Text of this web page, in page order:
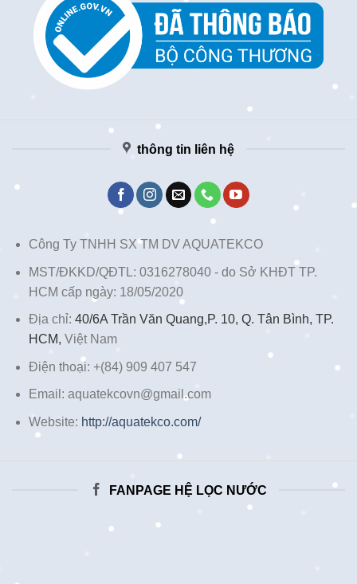
thông tin liên hệ
Công Ty TNHH SX TM DV AQUATEKCO
MST/ĐKKD/QĐTL: 0316278040 - do Sở KHĐT TP.
HCM cấp ngày: 18/05/2020
Địa chỉ: 40/6A Trần Văn Quang,P. 10, Q. Tân Bình, TP.
HCM, Việt Nam
Điện thoại: +(84) 909 407 547
Email: aquatekcovn@gmail.com
Website: http://aquatekco.com/
FANPAGE HỆ LỌC NƯỚC